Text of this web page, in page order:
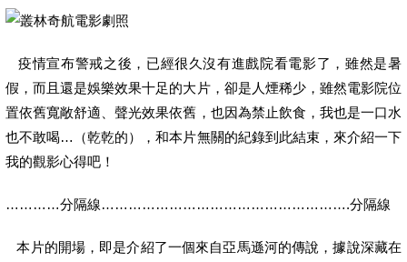
疫情宣布警戒之後，已經很久沒有進戲院看電影了，雖然是暑
假，而且還是娛樂效果十足的大片，卻是人煙稀少，雖然電影院位
置依舊寬敞舒適、聲光效果依舊，也因為禁止飲食，我也是一口水
也不敢喝…（乾乾的），和本片無關的紀錄到此結束，來介紹一下
我的觀影心得吧！
…………分隔線……………………………………………….分隔線
本片的開場，即是介紹了一個來自亞馬遜河的傳說，據說深藏在